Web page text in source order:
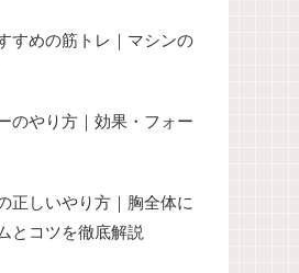
すめの筋トレ｜マシンの
のやり方｜効果・フォー
正しいやり方｜胸全体に
とコツを徹底解説